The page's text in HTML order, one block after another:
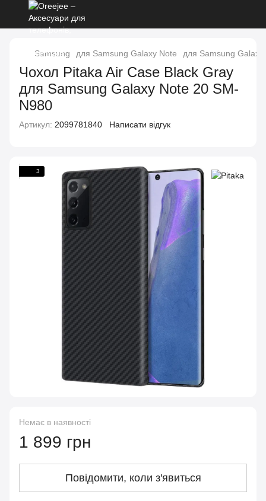
Samsung для Samsung Galaxy Note для Samsung Galaxy
Чохол Pitaka Air Case Black Gray
для Samsung Galaxy Note 20 SM-
N980
Артикул: 2099781840 Написати відгук
3
Немає в наявності
1 899 грн
Повідомити, коли з'явиться